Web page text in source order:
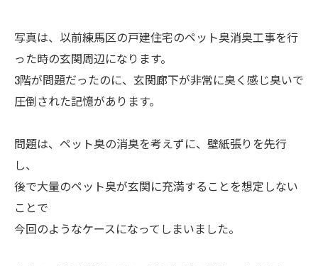
写真は、以前練馬区の戸建住宅のペット臭消臭工事を行
った時の玄関周辺になります。
3階が問題だったのに、玄関廊下が非常に臭く感じ臭いで
圧倒された記憶があります。
問題は、ペット臭の消臭を考えずに、壁紙張りを先行
し、
後で大量のペット臭が玄関に充満することを想定しない
ことで
今回のようなケースになってしまいました。